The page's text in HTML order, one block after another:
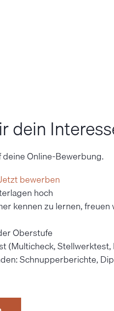
dein
deine Online-Bewerbung.
bewerben
hoch
kennen zu lernen,
Oberstufe
(Multicheck, Stellwerktest,
Schnupperberichte,